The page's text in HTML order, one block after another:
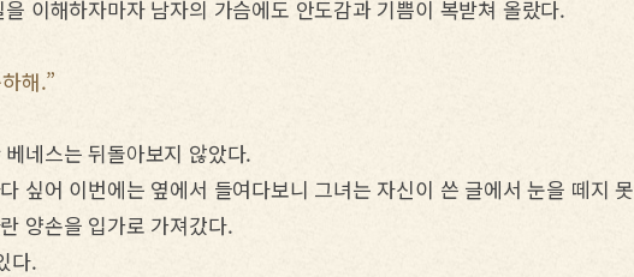
을 이해하자마자 남자의 가슴에도 안도감과 기쁨이 복받쳐 올랐다.
해.”
네스는 뒤돌아보지 않았다.
싶어 이번에는 옆에서 들여다보니 그녀는 자신이 쓴 글에서 눈을 떼지
양손을 입가로 가져갔다.
다.